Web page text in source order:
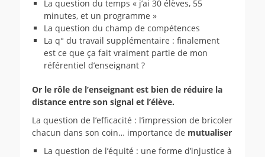
La question du temps « j’ai 30 élèves, 55
minutes, et un programme »
La question du champ de compétences
La q° du travail supplémentaire : finalement
est ce que ça fait vraiment partie de mon
référentiel d’enseignant ?
Or le rôle de l’enseignant est bien de réduire la
distance entre son signal et l’élève.
La question de l’efficacité : l’impression de bricoler
chacun dans son coin… importance de mutualiser
La question de l’équité : une forme d’injustice à